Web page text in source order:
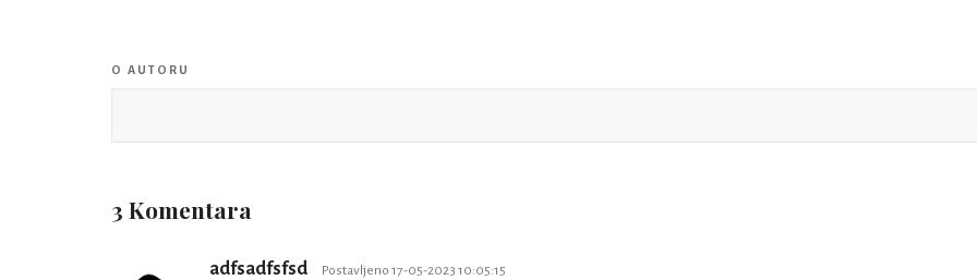
O AUTORU
3 Komentara
adfsadfsfsd Postavljeno 17-05-2023 10:05:15